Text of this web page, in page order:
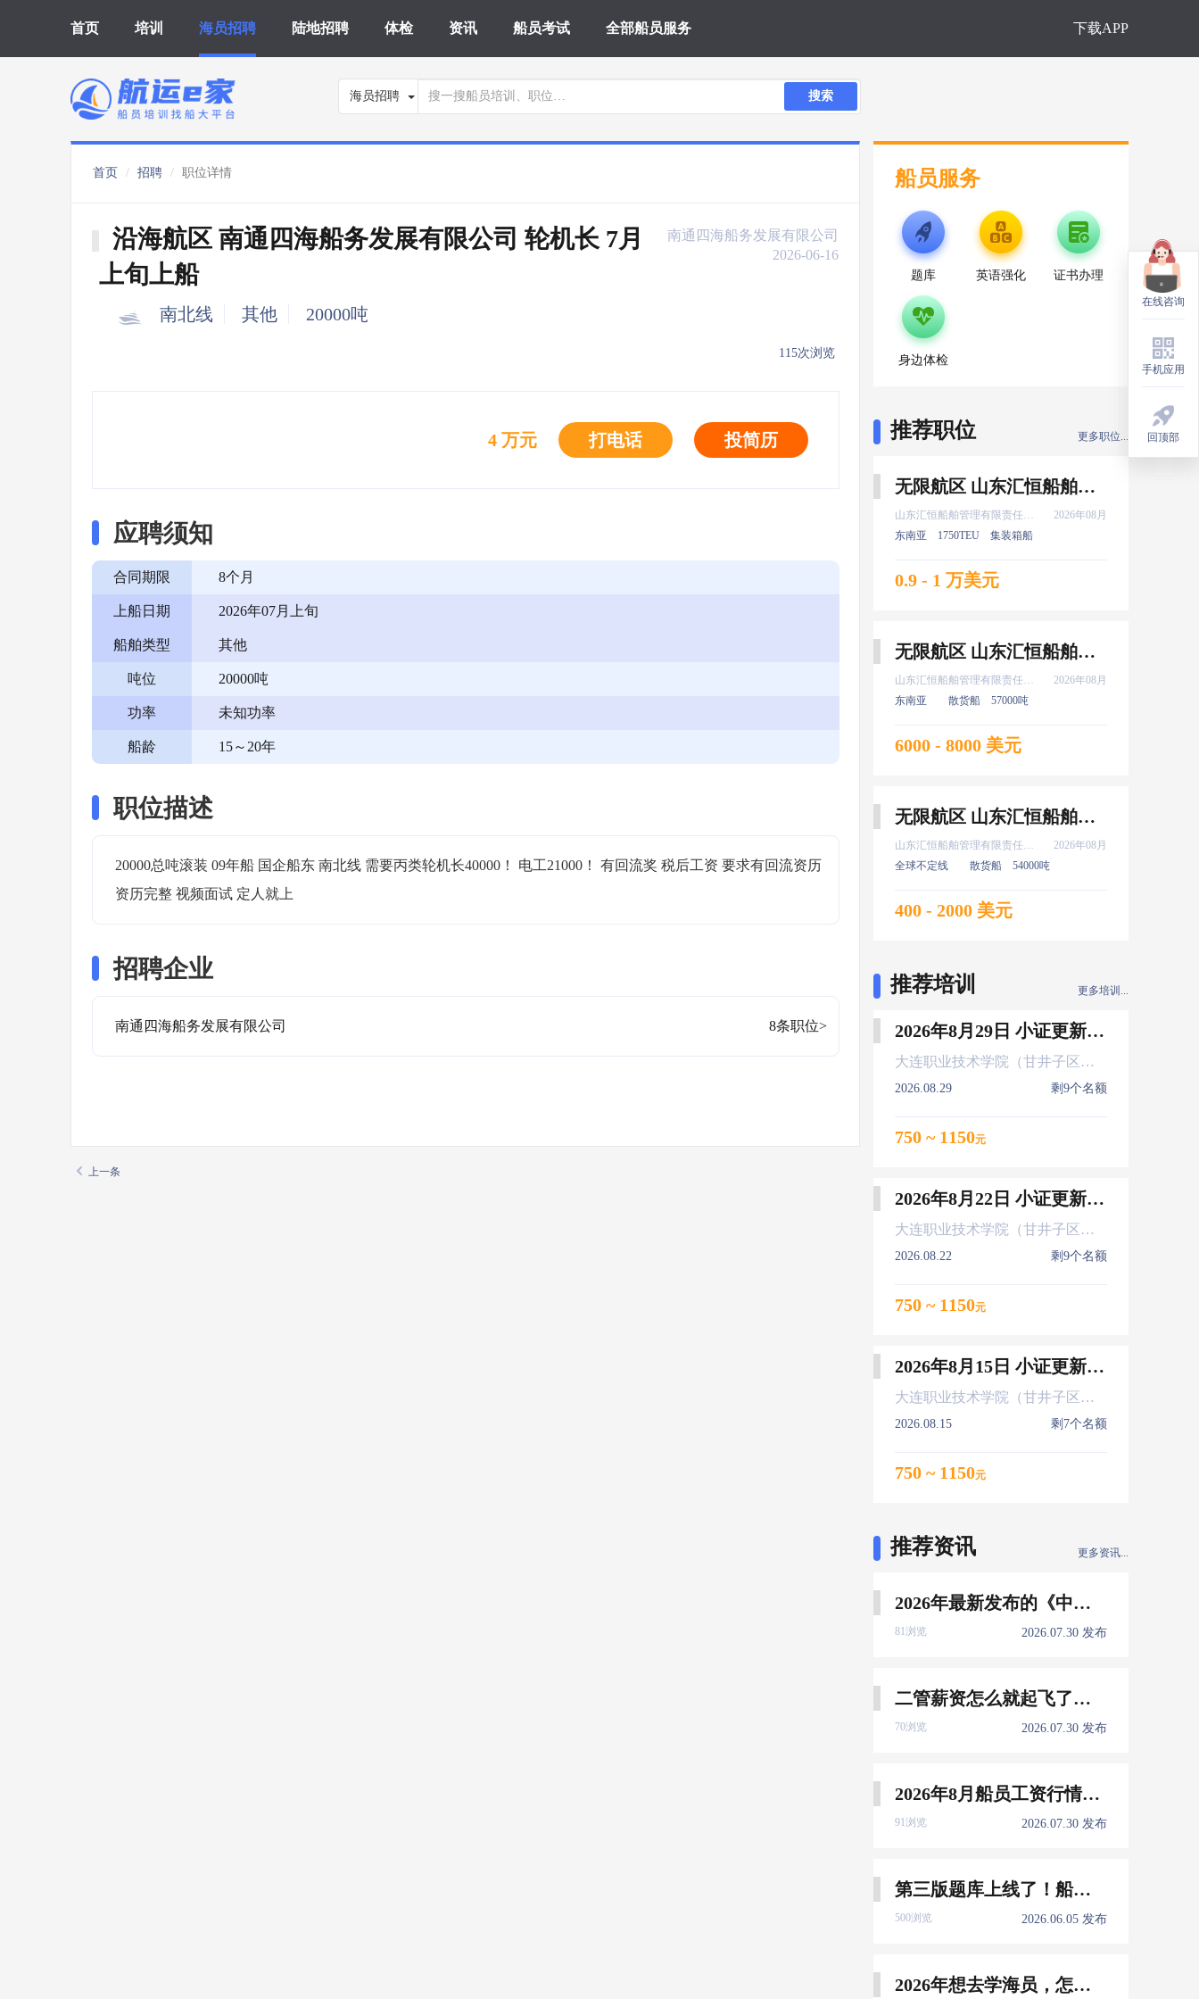
首页 培训 海员招聘 陆地招聘 体检 资讯 船员考试 全部船员服务 下载APP
海员招聘 搜索
首页 招聘 职位详情
沿海航区 南通四海船务发展有限公司 轮机长 7月
上旬上船
南通四海船务发展有限公司
2026-06-16
南北线 其他 20000吨
115次浏览
4 万元 打电话 投简历
应聘须知
合同期限 8个月
上船日期 2026年07月上旬
船舶类型 其他
吨位 20000吨
功率 未知功率
船龄 15～20年
职位描述
20000总吨滚装 09年船 国企船东 南北线 需要丙类轮机长40000！ 电工21000！ 有回流奖 税后工资 要求有回流资历
资历完整 视频面试 定人就上
招聘企业
南通四海船务发展有限公司 8条职位>
船员服务
题库 英语强化 证书办理
身边体检
推荐职位 更多职位...
无限航区 山东汇恒船舶管理有限责任公司 船长 8月上船
山东汇恒船舶管理有限责任公司
2026年08月
东南亚
1750TEU 集装箱船
0.9 - 1 万美元
无限航区 山东汇恒船舶管理有限责任公司 大管轮 8月上船
山东汇恒船舶管理有限责任公司
2026年08月
东南亚
散货船 57000吨
6000 - 8000 美元
无限航区 山东汇恒船舶管理有限责任公司 实习 普证 高证 新证 机工 8月上船
山东汇恒船舶管理有限责任公司
2026年08月
全球不定线
散货船 54000吨
400 - 2000 美元
推荐培训 更多培训...
2026年8月29日 小证更新 Z01Z02Z04
大连职业技术学院（甘井子区大连北站）
2026.08.29 剩9个名额
750 ~ 1150元
2026年8月22日 小证更新 Z01Z02Z04
大连职业技术学院（甘井子区大连北站）
2026.08.22 剩9个名额
750 ~ 1150元
2026年8月15日 小证更新 Z01Z02Z04
大连职业技术学院（甘井子区大连北站）
2026.08.15 剩7个名额
750 ~ 1150元
推荐资讯 更多资讯...
2026年最新发布的《中国船员发展报告》，暴露了哪些信息量？
81浏览 2026.07.30 发布
二管薪资怎么就起飞了，下一个会是谁？
70浏览 2026.07.30 发布
2026年8月船员工资行情参考
91浏览 2026.07.30 发布
第三版题库上线了！船员免费刷！
500浏览 2026.06.05 发布
2026年想去学海员，怎么选择培训学校？
上一条
在线咨询
手机应用
回顶部
在线咨询
手机应用
回顶部